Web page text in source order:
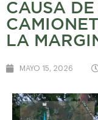
CAUSA
LA
MAYO 15, 2026